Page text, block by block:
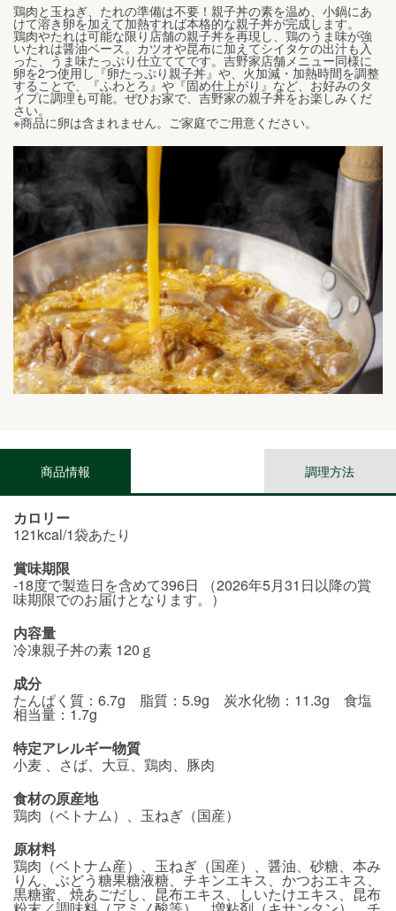
鶏肉と玉ねぎ、たれの準備は不要！親子丼の素を温め、小鍋にあ
けて溶き卵を加えて加熱すれば本格的な親子丼が完成します。
鶏肉やたれは可能な限り店舗の親子丼を再現し、鶏のうま味が強
いたれは醤油ベース。カツオや昆布に加えてシイタケの出汁も入
った、うま味たっぷり仕立ててです。吉野家店舗メニュー同様に
卵を2つ使用し『卵たっぷり親子丼』や、火加減・加熱時間を調整
することで、『ふわとろ』や『固め仕上がり』など、お好みのタ
イプに調理も可能。ぜひお家で、吉野家の親子丼をお楽しみくだ
さい。
※商品に卵は含まれません。ご家庭でご用意ください。
商品情報 調理方法
カロリー
121kcal/1袋あたり
賞味期限
-18度で製造日を含めて396日 （2026年5月31日以降の賞
味期限でのお届けとなります。）
内容量
冷凍親子丼の素 120ｇ
成分
たんぱく質：6.7g 脂質：5.9g 炭水化物：11.3g 食塩
相当量：1.7g
特定アレルギー物質
小麦 、さば、大豆、鶏肉、豚肉
食材の原産地
鶏肉（ベトナム）、玉ねぎ（国産）
原材料
鶏肉（ベトナム産）、玉ねぎ（国産）、醤油、砂糖、本み
りん、ぶどう糖果糖液糖、チキンエキス、かつおエキス、
黒糖蜜、焼あごだし、昆布エキス、しいたけエキス、昆布